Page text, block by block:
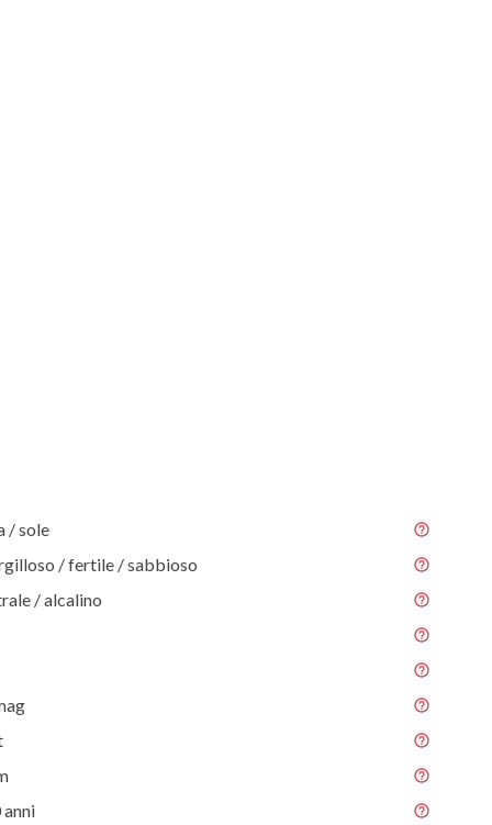
/ sole
/ fertile / sabbioso
/ alcalino
anni